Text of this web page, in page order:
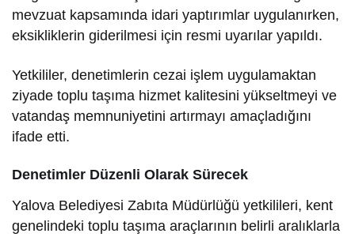
mevzuat kapsamında idari yaptırımlar uygulanırken,
eksikliklerin giderilmesi için resmi uyarılar yapıldı.
Yetkililer, denetimlerin cezai işlem uygulamaktan
ziyade toplu taşıma hizmet kalitesini yükseltmeyi ve
vatandaş memnuniyetini artırmayı amaçladığını
ifade etti.
Denetimler Düzenli Olarak Sürecek
Yalova Belediyesi Zabıta Müdürlüğü yetkilileri, kent
genelindeki toplu taşıma araçlarının belirli aralıklarla